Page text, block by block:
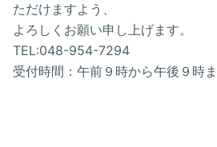
ただけますよう、
よろしくお願い申し上げます。
TEL:048-954-7294
受付時間：午前９時から午後９時